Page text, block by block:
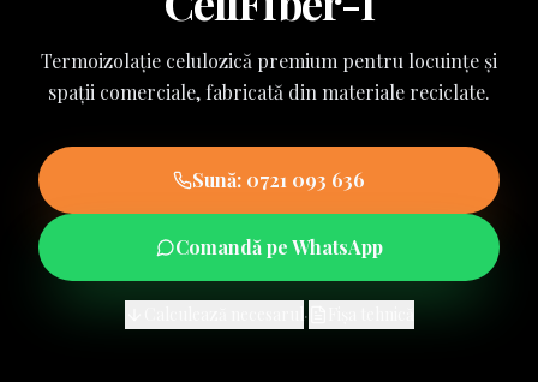
Termoizolație celulozică premium pentru locuințe și
spații comerciale, fabricată din materiale reciclate.
Sună: 0721 093 636
Comandă pe WhatsApp
·